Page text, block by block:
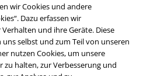
wir Cookies und andere
Dazu erfassen wir
und ihre Geräte. Diese
selbst und zum Teil von unseren
nutzen Cookies, um unsere
zu halten, zur Verbesserung und